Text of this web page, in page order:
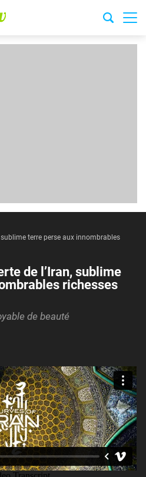
sublime terre perse aux innombrables
de l’Iran, sublime
richesses
de beauté